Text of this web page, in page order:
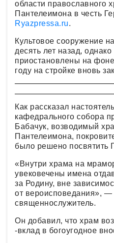
области православного
Пантелеимона в честь
Ryazpressa.ru.
Культовое сооружение
десять лет назад,
приостановлены на
году на стройке вновь
Как рассказал
кафедрального собора
Бабачук, возводимый
Пантелеимона,
было решено посвятить
«Внутри храма на
увековечены имена
за Родину, вне
от вероисповедания», —
священнослужитель.
Он добавил, что храм
-вклад в богоугодное